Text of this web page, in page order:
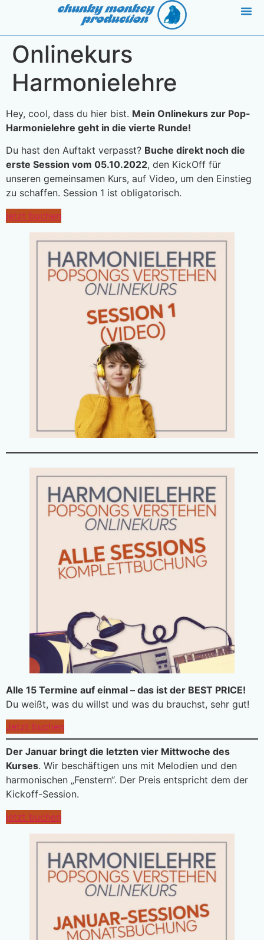
Onlinekurs
Harmonielehre
Hey, cool, dass du hier bist. Mein Onlinekurs zur Pop-
Harmonielehre geht in die vierte Runde!
Du hast den Auftakt verpasst? Buche direkt noch die
erste Session vom 05.10.2022, den KickOff für
unseren gemeinsamen Kurs, auf Video, um den Einstieg
zu schaffen. Session 1 ist obligatorisch.
jetzt buchen
Alle 15 Termine auf einmal – das ist der BEST PRICE!
Du weißt, was du willst und was du brauchst, sehr gut!
Jetzt buchen
Der Januar bringt die letzten vier Mittwoche des
Kurses. Wir beschäftigen uns mit Melodien und den
harmonischen „Fenstern“. Der Preis entspricht dem der
Kickoff-Session.
jetzt buchen